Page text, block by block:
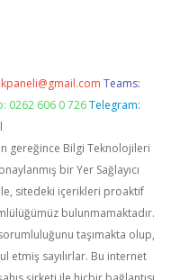
Teams:
0262 606 0 726 Telegram:
gereğince Bilgi Teknolojileri
bir Yer Sağlayıcı
sitedeki içerikleri proaktif
bulunmamaktadır.
taşımakta olup,
etmiş sayılırlar. Bu internet